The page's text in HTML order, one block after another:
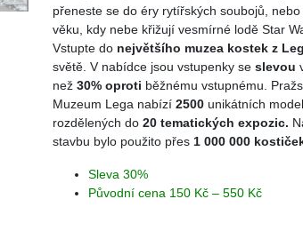
přeneste se do éry rytířských soubojů, nebo
věku, kdy nebe křižují vesmírné lodě Star
Vstupte do největšího muzea kostek z
světě. V nabídce jsou vstupenky seslevou
než30% oproti běžnému vstupnému.
Muzeum Lega nabízí2500 unikátních
rozdělených do20 tematických expozic.
stavbu bylo použito přes 1 000 000
Sleva 30%
Původní cena 150 Kč – 550 Kč